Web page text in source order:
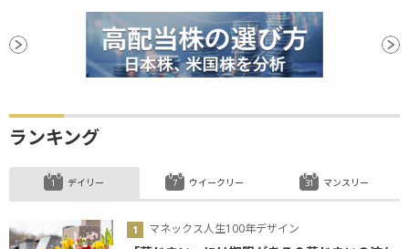
ランキング
デイリー
マネックス人生100年デザイン
ウイークリー マンスリー